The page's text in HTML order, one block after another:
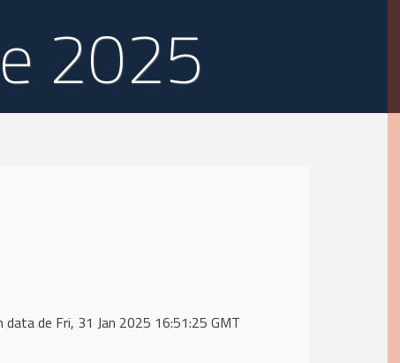
2025
data de Fri, 31 Jan 2025 16:51:25 GMT